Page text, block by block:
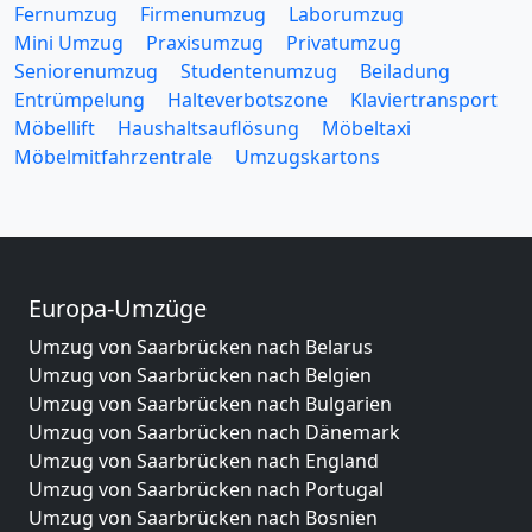
Fernumzug
Firmenumzug
Laborumzug
Mini Umzug
Praxisumzug
Privatumzug
Seniorenumzug
Studentenumzug
Beiladung
Entrümpelung
Halteverbotszone
Klaviertransport
Möbellift
Haushaltsauflösung
Möbeltaxi
Möbelmitfahrzentrale
Umzugskartons
Europa-Umzüge
Umzug von Saarbrücken nach Belarus
Umzug von Saarbrücken nach Belgien
Umzug von Saarbrücken nach Bulgarien
Umzug von Saarbrücken nach Dänemark
Umzug von Saarbrücken nach England
Umzug von Saarbrücken nach Portugal
Umzug von Saarbrücken nach Bosnien